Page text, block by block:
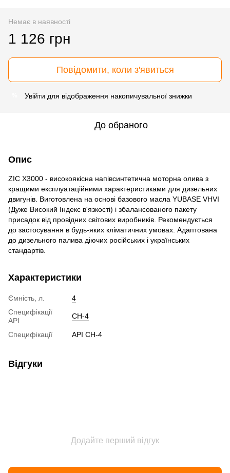
Немає в наявності
1 126 грн
Повідомити, коли з'явиться
Увійти для відображення накопичувальної знижки
До обраного
Опис
ZIC X3000 - високоякісна напівсинтетична моторна олива з
кращими експлуатаційними характеристиками для дизельних
двигунів. Виготовлена на основі базового масла YUBASE VHVI
(Дуже Високий Індекс в'язкості) і збалансованого пакету
присадок від провідних світових виробників. Рекомендується
до застосування в будь-яких кліматичних умовах. Адаптована
до дизельного палива діючих російських і українських
стандартів.
Характеристики
Ємність, л.
4
Специфікації
API
CH-4
Специфікації API CH-4
Відгуки
Додайте перший відгук